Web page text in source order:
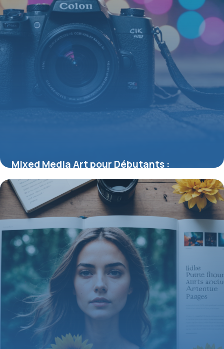
Mixed Media Art pour Débutants :
Techniques et Conseils pour Commencer
16 juillet 2026